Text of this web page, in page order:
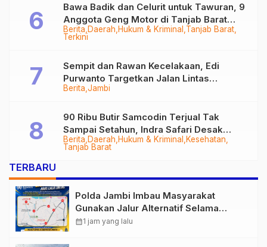
Berita Daerah Hukum & Kriminal Tanjab Barat
Terkini
Bawa Badik dan Celurit untuk Tawuran, 9
Anggota Geng Motor di Tanjab Barat
Diringkus
Berita Jambi
Sempit dan Rawan Kecelakaan, Edi
Purwanto Targetkan Jalan Lintas
Tungkal-Jambi Mulus di 2028
Berita Daerah Hukum & Kriminal
Kesehatan
Tanjab Barat
90 Ribu Butir Samcodin Terjual Tak
Sampai Setahun, Indra Safari Desak
Audit Menyeluruh
TERBARU
Polda Jambi Imbau Masyarakat
Gunakan Jalur Alternatif Selama
Pelaksanaan Presisi Merdeka Run
calendar_month1 jam yang lalu